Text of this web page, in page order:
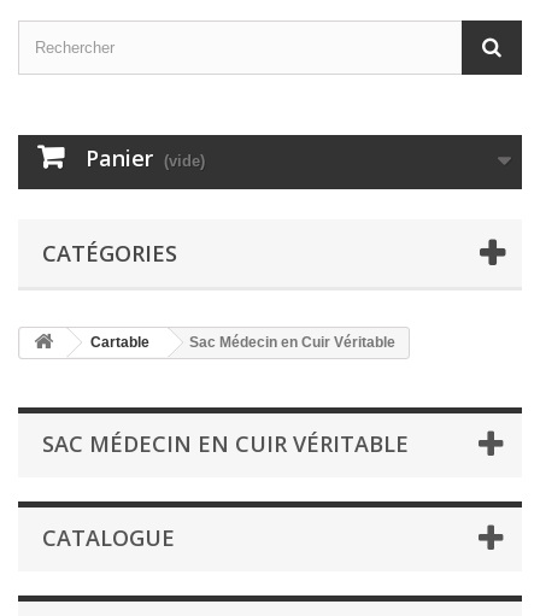
Panier (vide)
CATÉGORIES
Cartable Sac Médecin en Cuir Véritable
SAC MÉDECIN EN CUIR VÉRITABLE
CATALOGUE